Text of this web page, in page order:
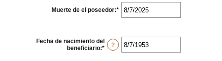
válida
para
Fecha
el
poseedor
Muerte de el poseedor:* Introduzca
una
para
Muerte
de
Fecha de nacimiento del
beneficiario:* Introduzca
?